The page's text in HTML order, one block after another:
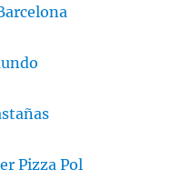
Pizza Pol